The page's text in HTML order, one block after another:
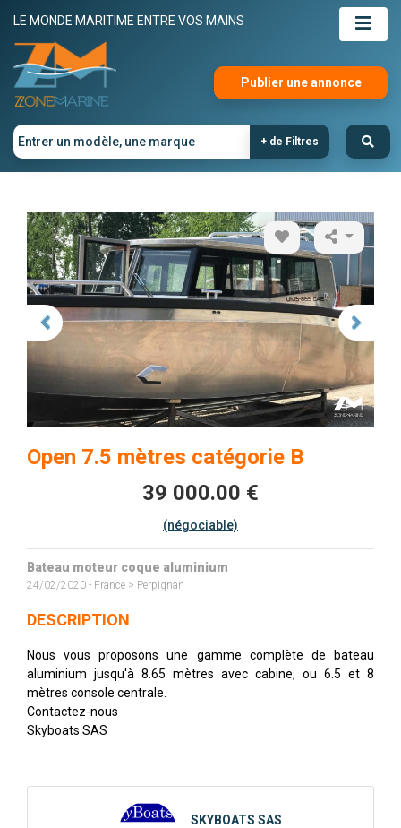
LE MONDE MARITIME ENTRE VOS MAINS
Publier une annonce
+ de Filtres
Open 7.5 mètres catégorie B
39 000.00 €
(négociable)
Bateau moteur coque aluminium
24/02/2020 - France > Perpignan
DESCRIPTION
Nous vous proposons une gamme complète de bateau
aluminium jusqu'à 8.65 mètres avec cabine, ou 6.5 et 8
mètres console centrale.
Contactez-nous
Skyboats SAS
SKYBOATS SAS